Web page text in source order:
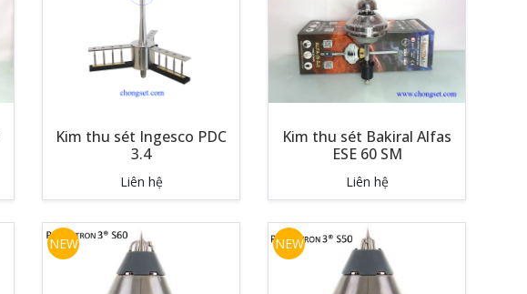
Kim thu sét Ingesco PDC
3.4
Liên hệ
Kim thu sét Bakiral Alfas
ESE 60 SM
Liên hệ
NEW NEW